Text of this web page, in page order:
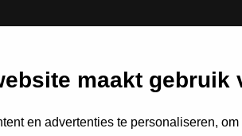
maakt gebruik
en advertenties te personaliseren,